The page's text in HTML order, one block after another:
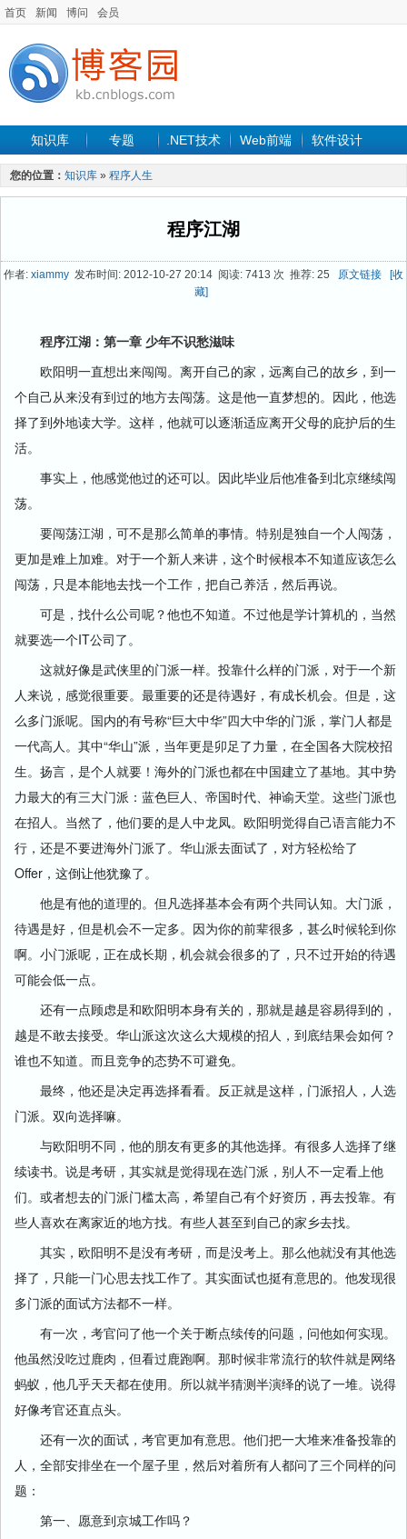
首页 新闻 博问 会员
知识库 专题 .NET技术 Web前端 软件设计
手机开发 软件工程
最新文章
您的位置： 知识库 » 程序人生
程序江湖
作者: xiammy 发布时间: 2012-10-27 20:14 阅读: 7413 次 推荐: 25 原文链接
[收
藏]
程序江湖：第一章 少年不识愁滋味
欧阳明一直想出来闯闯。离开自己的家，远离自己的故乡，到一
个自己从来没有到过的地方去闯荡。这是他一直梦想的。因此，他选
择了到外地读大学。这样，他就可以逐渐适应离开父母的庇护后的生
活。
事实上，他感觉他过的还可以。因此毕业后他准备到北京继续闯
荡。
要闯荡江湖，可不是那么简单的事情。特别是独自一个人闯荡，
更加是难上加难。对于一个新人来讲，这个时候根本不知道应该怎么
闯荡，只是本能地去找一个工作，把自己养活，然后再说。
可是，找什么公司呢？他也不知道。不过他是学计算机的，当然
就要选一个IT公司了。
这就好像是武侠里的门派一样。投靠什么样的门派，对于一个新
人来说，感觉很重要。最重要的还是待遇好，有成长机会。但是，这
么多门派呢。国内的有号称“巨大中华”四大中华的门派，掌门人都是
一代高人。其中“华山”派，当年更是卯足了力量，在全国各大院校招
生。扬言，是个人就要！海外的门派也都在中国建立了基地。其中势
力最大的有三大门派：蓝色巨人、帝国时代、神谕天堂。这些门派也
在招人。当然了，他们要的是人中龙凤。欧阳明觉得自己语言能力不
行，还是不要进海外门派了。华山派去面试了，对方轻松给了
Offer，这倒让他犹豫了。
他是有他的道理的。但凡选择基本会有两个共同认知。大门派，
待遇是好，但是机会不一定多。因为你的前辈很多，甚么时候轮到你
啊。小门派呢，正在成长期，机会就会很多的了，只不过开始的待遇
可能会低一点。
还有一点顾虑是和欧阳明本身有关的，那就是越是容易得到的，
越是不敢去接受。华山派这次这么大规模的招人，到底结果会如何？
谁也不知道。而且竞争的态势不可避免。
最终，他还是决定再选择看看。反正就是这样，门派招人，人选
门派。双向选择嘛。
与欧阳明不同，他的朋友有更多的其他选择。有很多人选择了继
续读书。说是考研，其实就是觉得现在选门派，别人不一定看上他
们。或者想去的门派门槛太高，希望自己有个好资历，再去投靠。有
些人喜欢在离家近的地方找。有些人甚至到自己的家乡去找。
其实，欧阳明不是没有考研，而是没考上。那么他就没有其他选
择了，只能一门心思去找工作了。其实面试也挺有意思的。他发现很
多门派的面试方法都不一样。
有一次，考官问了他一个关于断点续传的问题，问他如何实现。
他虽然没吃过鹿肉，但看过鹿跑啊。那时候非常流行的软件就是网络
蚂蚁，他几乎天天都在使用。所以就半猜测半演绎的说了一堆。说得
好像考官还直点头。
还有一次的面试，考官更加有意思。他们把一大堆来准备投靠的
人，全部安排坐在一个屋子里，然后对着所有人都问了三个同样的问
题：
第一、愿意到京城工作吗？